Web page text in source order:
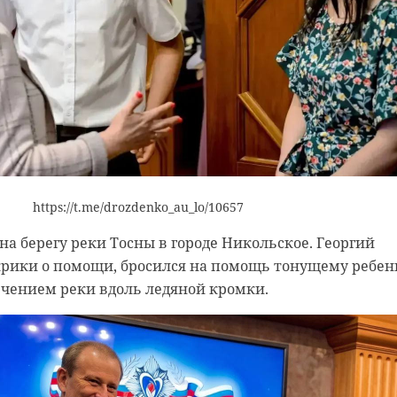
https://t.me/drozdenko_au_lo/10657
на берегу реки Тосны в городе Никольское. Георгий
о помощи, бросился на помощь тонущему
реки вдоль ледяной кромки.
методы тренировки через решетку.
войти в вольер, чтобы наладить контакт. После родов
занятия с человеком.
до полугода, после чего их начнут отселять.
позднее решит куратор вида. Сотрудники
размножению краснокнижных манулов.
ленинградский зоопарк